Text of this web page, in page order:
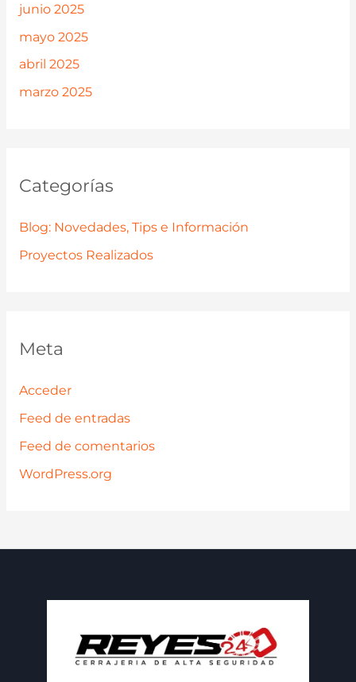
junio 2025
mayo 2025
abril 2025
marzo 2025
Categorías
Blog: Novedades, Tips e Información
Proyectos Realizados
Meta
Acceder
Feed de entradas
Feed de comentarios
WordPress.org